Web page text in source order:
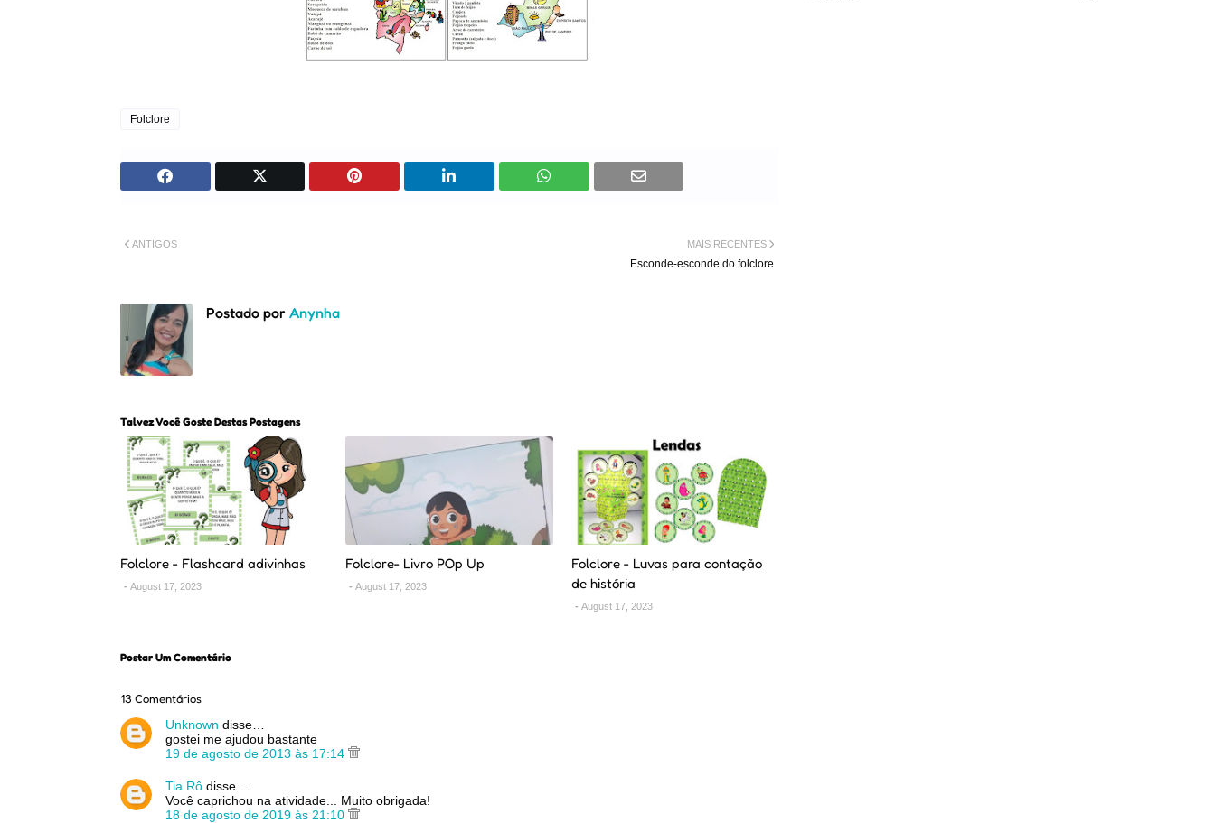
Folclore
MAIS RECENTES
Esconde-esconde do folclore
ANTIGOS
Postado por Anynha
Talvez Você Goste Destas Postagens
Folclore - Flashcard adivinhas
August 17, 2023
Folclore- Livro POp Up
August 17, 2023
Folclore - Luvas para contação
de história
August 17, 2023
Postar Um Comentário
13 Comentários
Unknown disse…
gostei me ajudou bastante
19 de agosto de 2013 às 17:14
Tia Rô disse…
Você caprichou na atividade... Muito obrigada!
18 de agosto de 2019 às 21:10